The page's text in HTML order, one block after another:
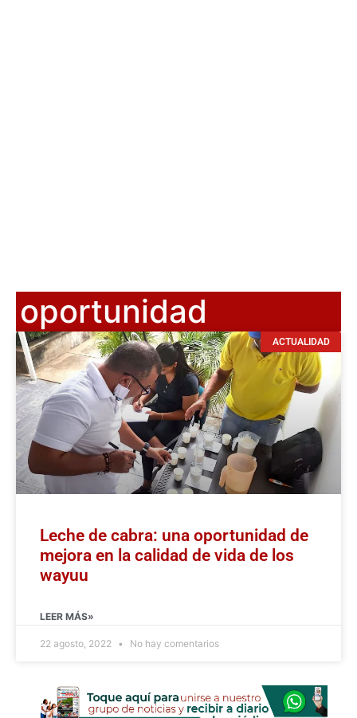
oportunidad
ACTUALIDAD
Leche de cabra: una oportunidad de
mejora en la calidad de vida de los
wayuu
LEER MÁS»
22 agosto, 2022 No hay comentarios